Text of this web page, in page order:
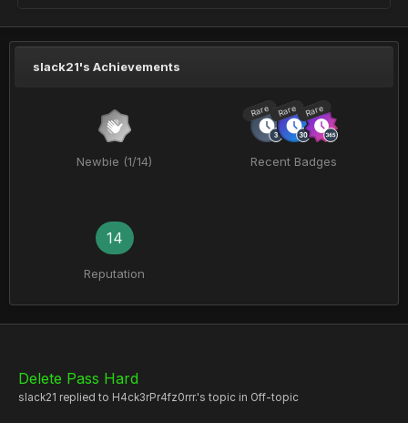
slack21's Achievements
Newbie (1/14)
Rare Rare Rare
Recent Badges
14
Reputation
Delete Pass Hard
slack21 replied to H4ck3rPr4fz0rrr.'s topic in Off-topic